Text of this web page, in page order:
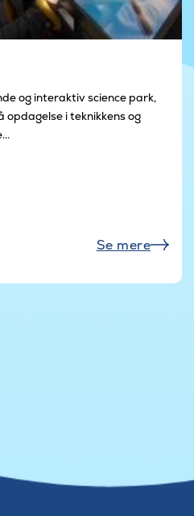
og interaktiv science park,
opdagelse i teknikkens og
Se mere